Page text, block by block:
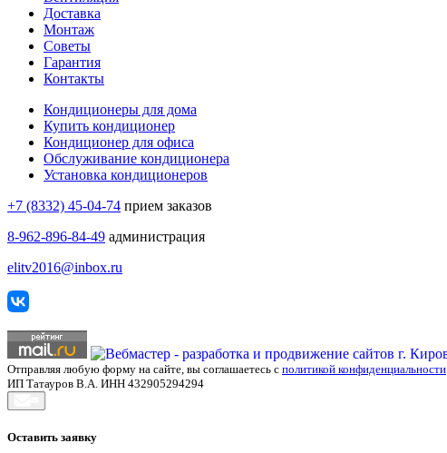
Доставка
Монтаж
Советы
Гарантия
Контакты
Кондиционеры для дома
Купить кондиционер
Кондиционер для офиса
Обслуживание кондиционера
Установка кондиционеров
+7 (8332) 45-04-74 прием заказов
8-962-896-84-49 администрация
elitv2016@inbox.ru
Отправляя любую форму на сайте, вы соглашаетесь с политикой конфиденциальности
ИП Татауров В.А. ИНН 432905294294
Оставить заявку